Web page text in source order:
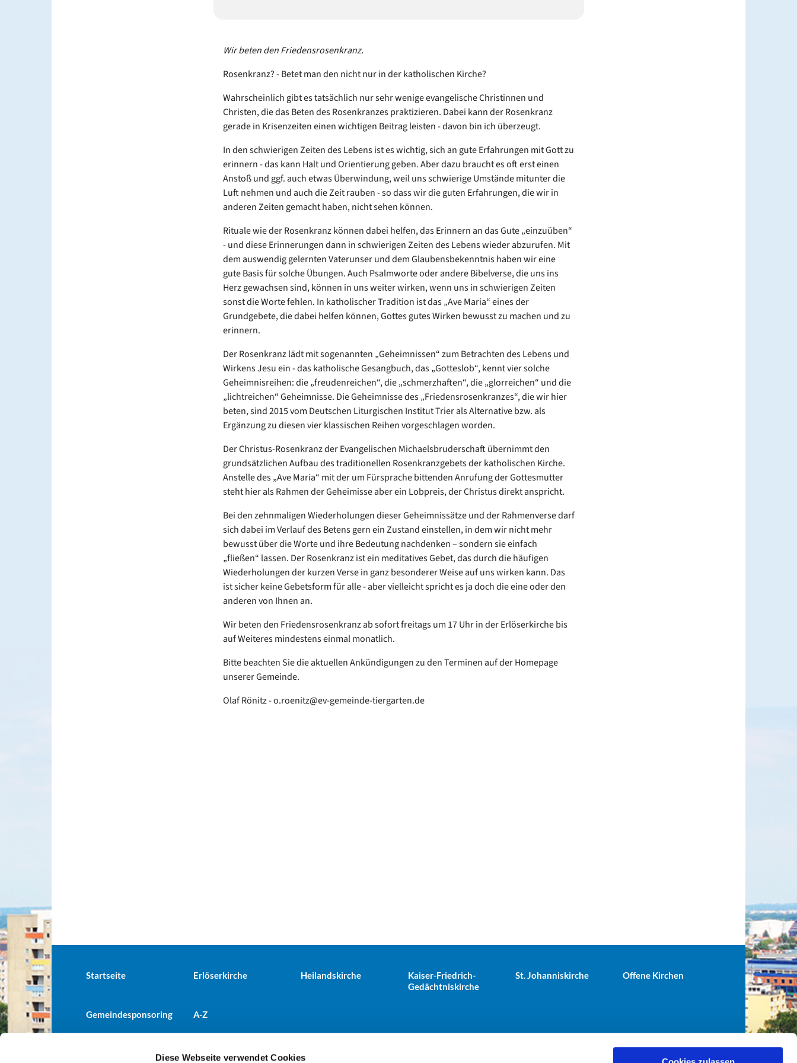
Diese Webseite verwendet Cookies
Wir beten den Friedensrosenkranz.
Rosenkranz? - Betet man den nicht nur in der katholischen Kirche?
Wahrscheinlich gibt es tatsächlich nur sehr wenige evangelische Christinnen und
Christen, die das Beten des Rosenkranzes praktizieren. Dabei kann der Rosenkranz
gerade in Krisenzeiten einen wichtigen Beitrag leisten - davon bin ich überzeugt.
In den schwierigen Zeiten des Lebens ist es wichtig, sich an gute Erfahrungen mit Gott zu
erinnern - das kann Halt und Orientierung geben. Aber dazu braucht es oft erst einen
Anstoß und ggf. auch etwas Überwindung, weil uns schwierige Umstände mitunter die
Luft nehmen und auch die Zeit rauben - so dass wir die guten Erfahrungen, die wir in
anderen Zeiten gemacht haben, nicht sehen können.
Rituale wie der Rosenkranz können dabei helfen, das Erinnern an das Gute „einzuüben“
- und diese Erinnerungen dann in schwierigen Zeiten des Lebens wieder abzurufen. Mit
dem auswendig gelernten Vaterunser und dem Glaubensbekenntnis haben wir eine
gute Basis für solche Übungen. Auch Psalmworte oder andere Bibelverse, die uns ins
Herz gewachsen sind, können in uns weiter wirken, wenn uns in schwierigen Zeiten
sonst die Worte fehlen. In katholischer Tradition ist das „Ave Maria“ eines der
Grundgebete, die dabei helfen können, Gottes gutes Wirken bewusst zu machen und zu
erinnern.
Der Rosenkranz lädt mit sogenannten „Geheimnissen“ zum Betrachten des Lebens und
Wirkens Jesu ein - das katholische Gesangbuch, das „Gotteslob“, kennt vier solche
Geheimnisreihen: die „freudenreichen“, die „schmerzhaften“, die „glorreichen“ und die
„lichtreichen“ Geheimnisse. Die Geheimnisse des „Friedensrosenkranzes“, die wir hier
beten, sind 2015 vom Deutschen Liturgischen Institut Trier als Alternative bzw. als
Ergänzung zu diesen vier klassischen Reihen vorgeschlagen worden.
Der Christus-Rosenkranz der Evangelischen Michaelsbruderschaft übernimmt den
grundsätzlichen Aufbau des traditionellen Rosenkranzgebets der katholischen Kirche.
Anstelle des „Ave Maria“ mit der um Fürsprache bittenden Anrufung der Gottesmutter
steht hier als Rahmen der Geheimisse aber ein Lobpreis, der Christus direkt anspricht.
Bei den zehnmaligen Wiederholungen dieser Geheimnissätze und der Rahmenverse darf
sich dabei im Verlauf des Betens gern ein Zustand einstellen, in dem wir nicht mehr
bewusst über die Worte und ihre Bedeutung nachdenken – sondern sie einfach
„fließen“ lassen. Der Rosenkranz ist ein meditatives Gebet, das durch die häufigen
Wiederholungen der kurzen Verse in ganz besonderer Weise auf uns wirken kann. Das
ist sicher keine Gebetsform für alle - aber vielleicht spricht es ja doch die eine oder den
anderen von Ihnen an.
Wir beten den Friedensrosenkranz ab sofort freitags um 17 Uhr in der Erlöserkirche bis
auf Weiteres mindestens einmal monatlich.
Bitte beachten Sie die aktuellen Ankündigungen zu den Terminen auf der Homepage
unserer Gemeinde.
Olaf Rönitz - o.roenitz@ev-gemeinde-tiergarten.de
Startseite Erlöserkirche Heilandskirche
Kaiser-Friedrich-
Gedächtniskirche
St. Johanniskirche Offene Kirchen
Gemeindesponsoring A-Z